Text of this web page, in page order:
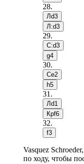
28.
Лd3
Л:d3
29.
С:d3
g4
30.
Сe2
h5
31 .
Лd1
Крf6
32.
f3
Vasquez
по ходу, чтобы